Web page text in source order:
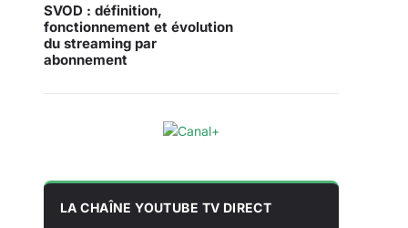
SVOD : définition,
fonctionnement et évolution
du streaming par
abonnement
LA CHAÎNE YOUTUBE TV DIRECT